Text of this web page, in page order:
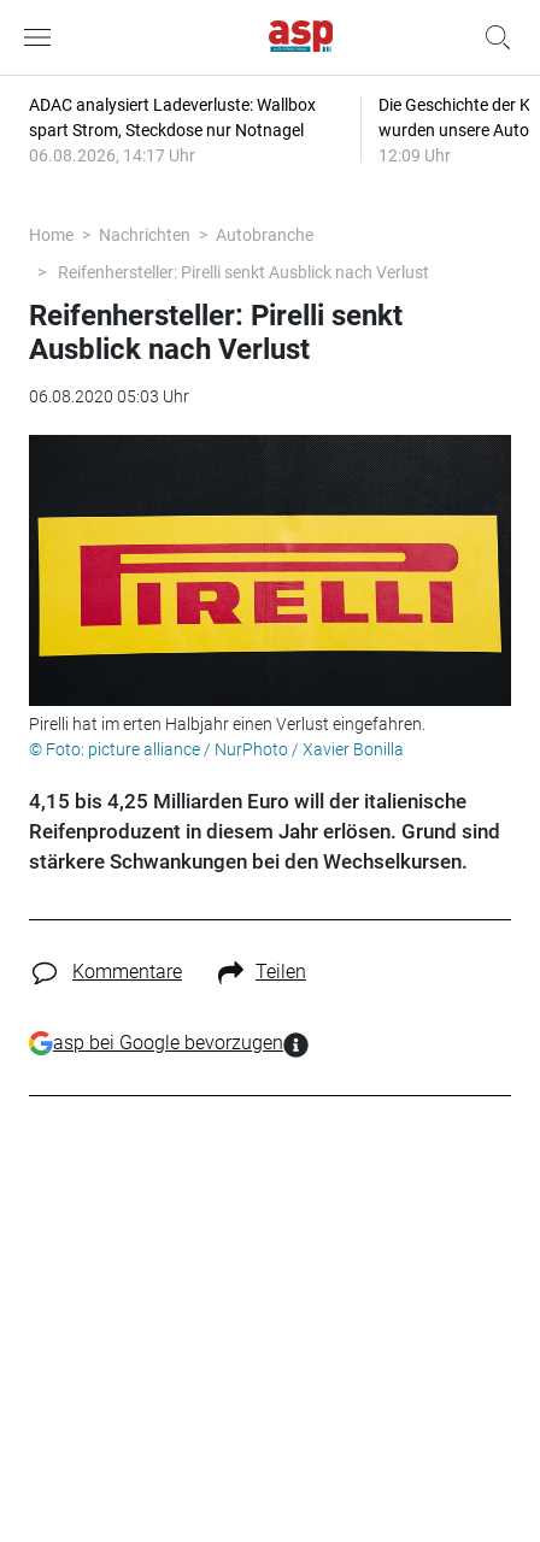
ADAC analysiert Ladeverluste: Wallbox
spart Strom, Steckdose nur Notnagel
06.08.2026, 14:17 Uhr
Die Geschichte der
wurden unsere
12:09 Uhr
Home Nachrichten
Autobranche
Reifenhersteller: Pirelli senkt Ausblick nach Verlust
Reifenhersteller: Pirelli senkt
Ausblick nach Verlust
06.08.2020 05:03 Uhr
Pirelli hat im erten Halbjahr einen Verlust eingefahren.
© Foto: picture alliance / NurPhoto / Xavier Bonilla
4,15 bis 4,25 Milliarden Euro will der italienische
Reifenproduzent in diesem Jahr erlösen. Grund sind
stärkere Schwankungen bei den Wechselkursen.
Kommentare Teilen
asp bei Google bevorzugen